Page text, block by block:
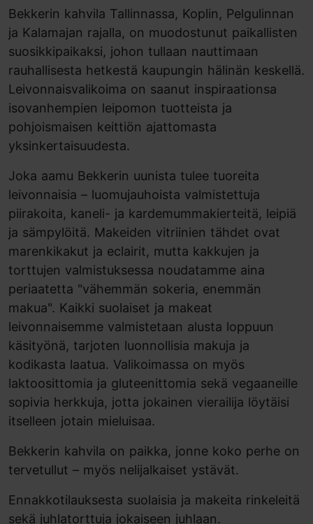
Bekkerin kahvila Tallinnassa, Koplin, Pelgulinnan
ja Kalamajan rajalla, on muodostunut paikallisten
suosikkipaikaksi, johon tullaan nauttimaan
rauhallisesta hetkestä kaupungin hälinän keskellä.
Leivonnaisvalikoima on saanut inspiraationsa
isovanhempien leipomon tuotteista ja
pohjoismaisen keittiön ajattomasta
yksinkertaisuudesta.
Joka aamu Bekkerin uunista tulee tuoreita
leivonnaisia – luomujauhoista valmistettuja
piirakoita, kaneli- ja kardemummakierteitä, leipiä
ja sämpylöitä. Makeiden vitriinien tähdet ovat
marenkikakut ja eclairit, mutta kakkujen ja
torttujen valmistuksessa noudatamme aina
periaatetta "vähemmän sokeria, enemmän
makua". Kaikki suolaiset ja makeat
leivonnaisemme valmistetaan alusta loppuun
käsityönä, tarjoten luonnollisia makuja ja
kodikasta laatua. Valikoimassa on myös
laktoosittomia ja gluteenittomia sekä vegaaneille
sopivia herkkuja, jotta jokainen vierailija löytäisi
itselleen jotain mieluisaa.
Bekkerin kahvila on paikka, jonne koko perhe on
tervetullut – myös nelijalkaiset ystävät.
Ennakkotilauksesta suolaisia ja makeita rinkeleitä
sekä juhlatorttuja jokaiseen juhlaan.